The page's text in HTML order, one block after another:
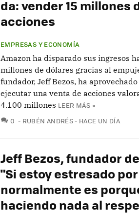
da: vender 15 millones
acciones
EMPRESAS Y ECONOMÍA
Amazon ha disparado sus ingresos
millones de dólares gracias al
fundador, Jeff Bezos, ha
ejecutar una venta de acciones
4.100 millones LEER MÁS »
0 COMENTARIOS
RUBÉN ANDRÉS HACE UN DÍA
Jeff Bezos, fundador
"Si estoy estresado
normalmente es
haciendo nada al